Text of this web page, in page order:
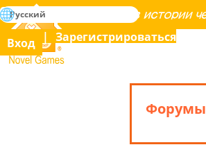
Novel Games
Освоение всех игр в истории человечества
поиск
Вход Зарегистрироваться
Русский
Форумы